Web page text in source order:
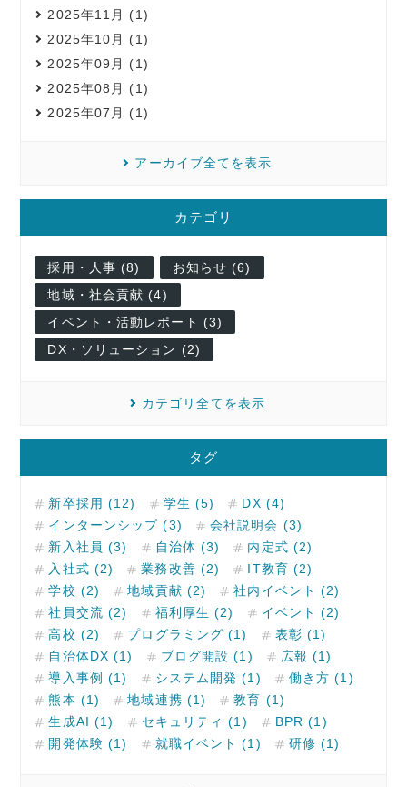
2025年11月 (1)
2025年10月 (1)
2025年09月 (1)
2025年08月 (1)
2025年07月 (1)
アーカイブ全てを表示
カテゴリ
採用・人事 (8)
お知らせ (6)
地域・社会貢献 (4)
イベント・活動レポート (3)
DX・ソリューション (2)
カテゴリ全てを表示
タグ
新卒採用 (12) 学生 (5)
DX (4)
インターンシップ (3)
会社説明会 (3)
新入社員 (3)
自治体 (3)
内定式 (2)
入社式 (2)
業務改善 (2)
IT教育 (2)
学校 (2)
地域貢献 (2)
社内イベント (2)
社員交流 (2)
福利厚生 (2)
イベント (2)
高校 (2)
プログラミング (1)
表彰 (1)
自治体DX (1)
ブログ開設 (1)
広報 (1)
導入事例 (1)
システム開発 (1)
働き方 (1)
熊本 (1)
地域連携 (1)
教育 (1)
生成AI (1)
セキュリティ (1)
BPR (1)
開発体験 (1)
就職イベント (1) 研修 (1)